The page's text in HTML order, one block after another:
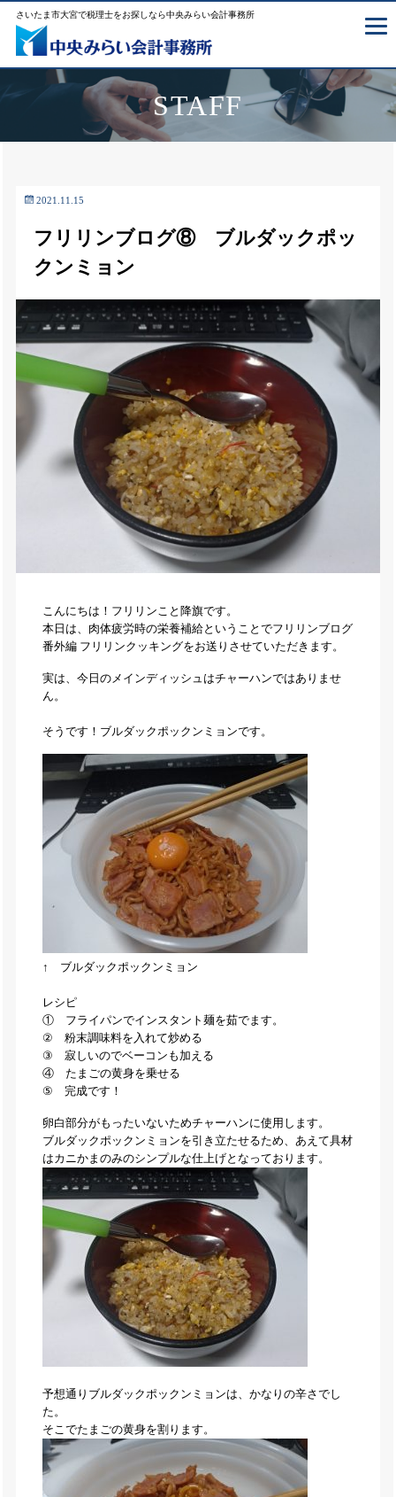
さいたま市大宮で税理士をお探しなら中央みらい会計事務所
STAFF
2021.11.15
フリリンブログ⑧ ブルダックポッ
クンミョン
こんにちは！フリリンこと降旗です。
本日は、肉体疲労時の栄養補給ということでフリリンブログ
番外編 フリリンクッキングをお送りさせていただきます。
実は、今日のメインディッシュはチャーハンではありませ
ん。
そうです！ブルダックポックンミョンです。
↑ ブルダックポックンミョン
レシピ
① フライパンでインスタント麺を茹でます。
② 粉末調味料を入れて炒める
③ 寂しいのでベーコンも加える
④ たまごの黄身を乗せる
⑤ 完成です！
卵白部分がもったいないためチャーハンに使用します。
ブルダックポックンミョンを引き立たせるため、あえて具材
はカニかまのみのシンプルな仕上げとなっております。
予想通りブルダックポックンミョンは、かなりの辛さでし
た。
そこでたまごの黄身を割ります。